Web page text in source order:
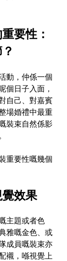
要性：
動，仲係一個
個日子入面，
自己、對嘉賓
場婚禮中最重
裝束自然係影
重要性嘅幾個
效果
主題或者色
雅嘅金色、或
成員嘅裝束亦
襯，喺視覺上